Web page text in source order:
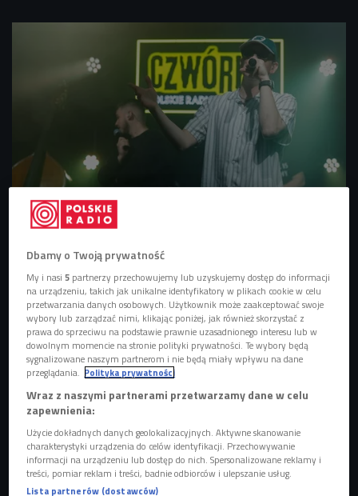
Miły ATZ zagrał na "Rap Scenie Czwórki"
GALERIA
Dbamy o Twoją prywatność
My i nasi5 partnerzy przechowujemy lub uzyskujemy dostęp do informacji
na urządzeniu, takich jak unikalne identyfikatory w plikach cookie w celu
przetwarzania danych osobowych. Użytkownik może zaakceptować swoje
wybory lub zarządzać nimi, klikając poniżej, jak również skorzystać z
prawa do sprzeciwu na podstawie prawnie uzasadnionego interesu lub w
dowolnym momencie na stronie polityki prywatności. Te wybory będą
sygnalizowane naszym partnerom i nie będą miały wpływu na dane
przeglądania. Polityka prywatności
Wraz z naszymi partnerami przetwarzamy dane w celu
zapewnienia:
Użycie dokładnych danych geolokalizacyjnych. Aktywne skanowanie
charakterystyki urządzenia do celów identyfikacji. Przechowywanie
informacji na urządzeniu lub dostęp do nich. Spersonalizowane reklamy i
treści, pomiar reklam i treści, badnie odbiorców i ulepszanie usług.
Lista partnerów (dostawców)